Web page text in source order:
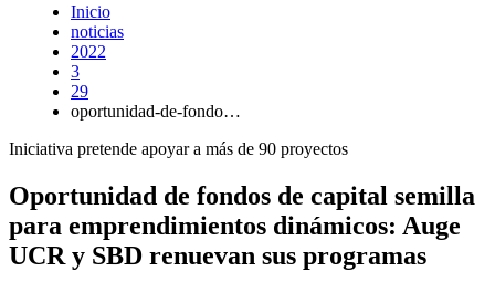
Inicio
noticias
2022
3
29
oportunidad-de-fondo…
Iniciativa pretende apoyar a más de 90 proyectos
Oportunidad de fondos de capital semilla
para emprendimientos dinámicos: Auge
UCR y SBD renuevan sus programas